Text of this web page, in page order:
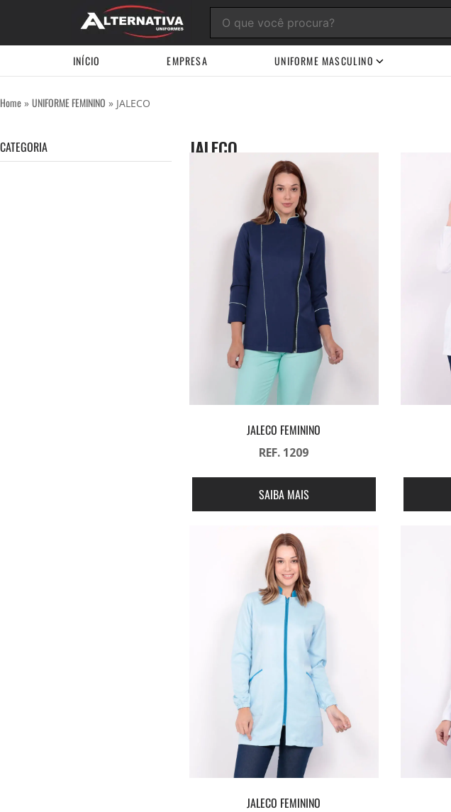
INÍCIO
EMPRESA UNIFORME MASCULINO
Home » UNIFORME FEMININO » JALECO
CATEGORIA JALECO
JALECO FEMININO
REF. 1209
SAIBA MAIS
JALECO FEMININO